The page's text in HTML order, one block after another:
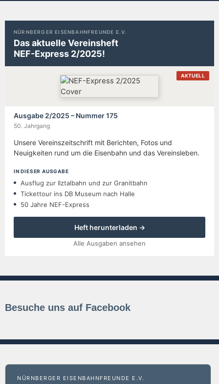
NÜRNBERGER EISENBAHNFREUNDE E.V.
Das aktuelle Vereinsheft
NEF-Express 2/2025!
AKTUELL
Ausgabe 2/2025 – Nummer 175
50. Jahrgang
Unsere Vereinszeitschrift mit Berichten, Fotos und
Neuigkeiten rund um die Eisenbahn und das Vereinsleben.
IN DIESER AUSGABE
Ausflug zur Ilztalbahn und zur Granitbahn
Tickettour ins DB Museum nach Halle
50 Jahre NEF-Express
Heft herunterladen →
Alle Ausgaben ansehen
Besuche uns auf Facebook
NÜRNBERGER EISENBAHNFREUNDE E.V.